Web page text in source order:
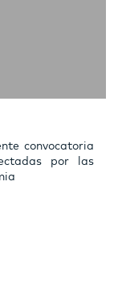
convocatoria
por las